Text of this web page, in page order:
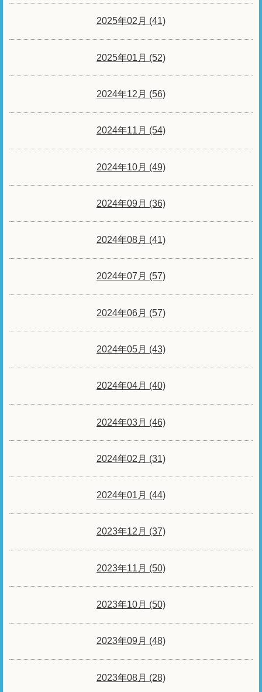
2025年02月 (41)
2025年01月 (52)
2024年12月 (56)
2024年11月 (54)
2024年10月 (49)
2024年09月 (36)
2024年08月 (41)
2024年07月 (57)
2024年06月 (57)
2024年05月 (43)
2024年04月 (40)
2024年03月 (46)
2024年02月 (31)
2024年01月 (44)
2023年12月 (37)
2023年11月 (50)
2023年10月 (50)
2023年09月 (48)
2023年08月 (28)